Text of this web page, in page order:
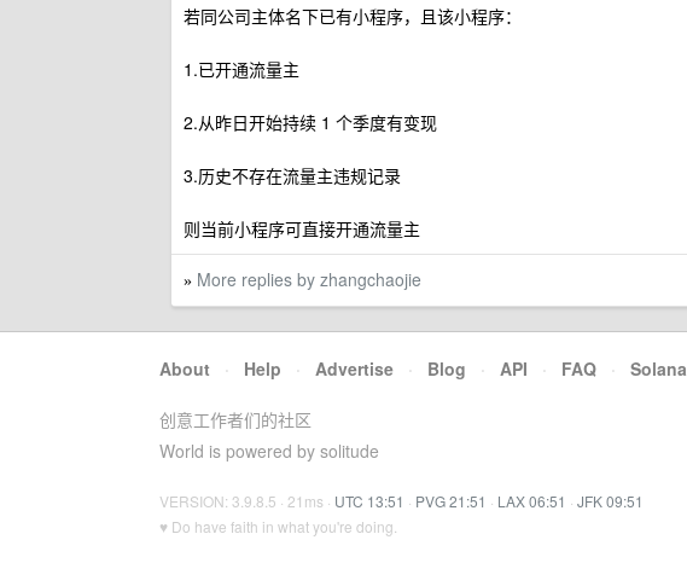
若同公司主体名下已有小程序，且该小程序：
1.已开通流量主
2.从昨日开始持续 1 个季度有变现
3.历史不存在流量主违规记录
则当前小程序可直接开通流量主
» More replies by zhangchaojie
About · Help · Advertise · Blog · API · FAQ · Solana
创意工作者们的社区
World is powered by solitude
VERSION: 3.9.8.5 · 21ms · UTC 13:51 · PVG 21:51 · LAX 06:51 · JFK 09:51
♥ Do have faith in what you're doing.